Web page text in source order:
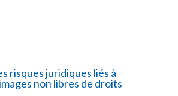
risques juridiques liés à
non libres de droits